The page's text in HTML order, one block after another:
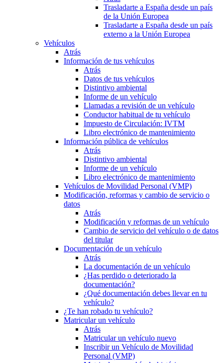
Trasladarte a España desde un país
de la Unión Europea
Trasladarte a España desde un país
externo a la Unión Europea
Vehículos
Atrás
Información de tus vehículos
Atrás
Datos de tus vehículos
Distintivo ambiental
Informe de un vehículo
Llamadas a revisión de un vehículo
Conductor habitual de tu vehículo
Impuesto de Circulación: IVTM
Libro electrónico de mantenimiento
Información pública de vehículos
Atrás
Distintivo ambiental
Informe de un vehículo
Libro electrónico de mantenimiento
Vehículos de Movilidad Personal (VMP)
Modificación, reformas y cambio de servicio o
datos
Atrás
Modificación y reformas de un vehículo
Cambio de servicio del vehículo o de datos
del titular
Documentación de un vehículo
Atrás
La documentación de un vehículo
¿Has perdido o deteriorado la
documentación?
¿Qué documentación debes llevar en tu
vehículo?
¿Te han robado tu vehículo?
Matricular un vehículo
Atrás
Matricular un vehículo nuevo
Inscribir un Vehículo de Movilidad
Personal (VMP)